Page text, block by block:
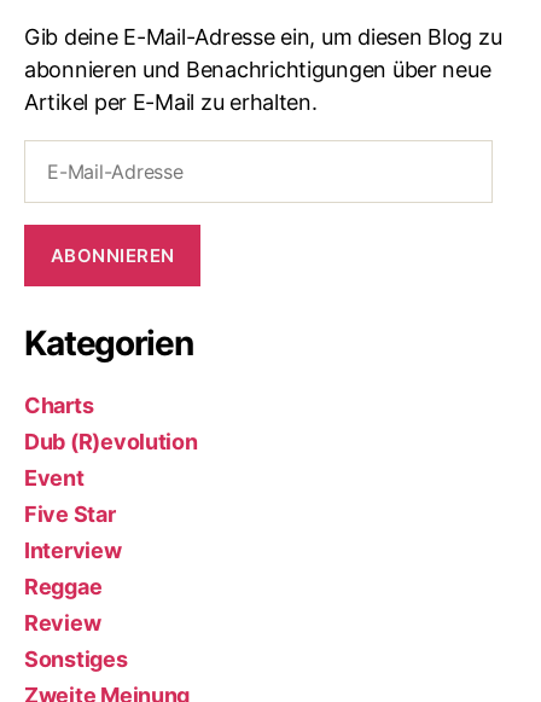
Gib deine E-Mail-Adresse ein, um diesen Blog zu
abonnieren und Benachrichtigungen über neue
Artikel per E-Mail zu erhalten.
Mail-
ABONNIEREN
Kategorien
Charts
Dub (R)evolution
Event
Five Star
Interview
Reggae
Review
Sonstiges
Zweite Meinung